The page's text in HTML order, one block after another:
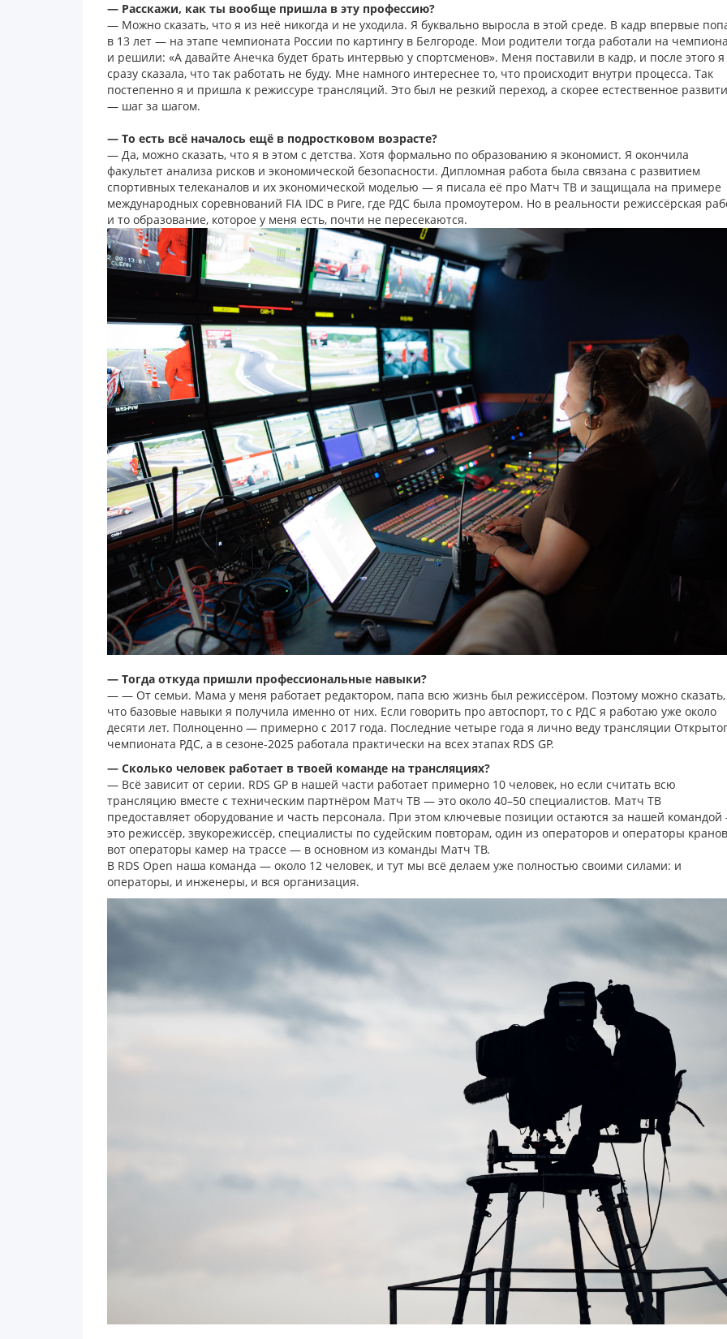
— Расскажи, как ты вообще пришла в эту профессию?
— Можно сказать, что я из неё никогда и не уходила. Я буквально выросла в этой среде. В кадр впервые
в 13 лет — на этапе чемпионата России по картингу в Белгороде. Мои родители тогда работали на
и решили: «А давайте Анечка будет брать интервью у спортсменов». Меня поставили в кадр, и после этого я
сразу сказала, что так работать не буду. Мне намного интереснее то, что происходит внутри процесса. Так
постепенно я и пришла к режиссуре трансляций. Это был не резкий переход, а скорее естественное
— шаг за шагом.
— То есть всё началось ещё в подростковом возрасте?
— Да, можно сказать, что я в этом с детства. Хотя формально по образованию я экономист. Я окончила
факультет анализа рисков и экономической безопасности. Дипломная работа была связана с развитием
спортивных телеканалов и их экономической моделью — я писала её про Матч ТВ и защищала на примере
международных соревнований FIA IDC в Риге, где РДС была промоутером. Но в реальности режиссёрская
и то образование, которое у меня есть, почти не пересекаются.
— Тогда откуда пришли профессиональные навыки?
— — От семьи. Мама у меня работает редактором, папа всю жизнь был режиссёром. Поэтому можно сказать,
что базовые навыки я получила именно от них. Если говорить про автоспорт, то с РДС я работаю уже около
десяти лет. Полноценно — примерно с 2017 года. Последние четыре года я лично веду трансляции
чемпионата РДС, а в сезоне-2025 работала практически на всех этапах RDS GP.
— Сколько человек работает в твоей команде на трансляциях?
— Всё зависит от серии. RDS GP в нашей части работает примерно 10 человек, но если считать всю
трансляцию вместе с техническим партнёром Матч ТВ — это около 40–50 специалистов. Матч ТВ
предоставляет оборудование и часть персонала. При этом ключевые позиции остаются за нашей
это режиссёр, звукорежиссёр, специалисты по судейским повторам, один из операторов и операторы
вот операторы камер на трассе — в основном из команды Матч ТВ.
В RDS Open наша команда — около 12 человек, и тут мы всё делаем уже полностью своими силами: и
операторы, и инженеры, и вся организация.